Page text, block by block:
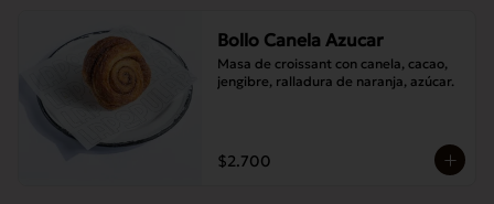
Bollo Canela Azucar
Masa de croissant con canela, cacao,
jengibre, ralladura de naranja, azúcar.
$2.700